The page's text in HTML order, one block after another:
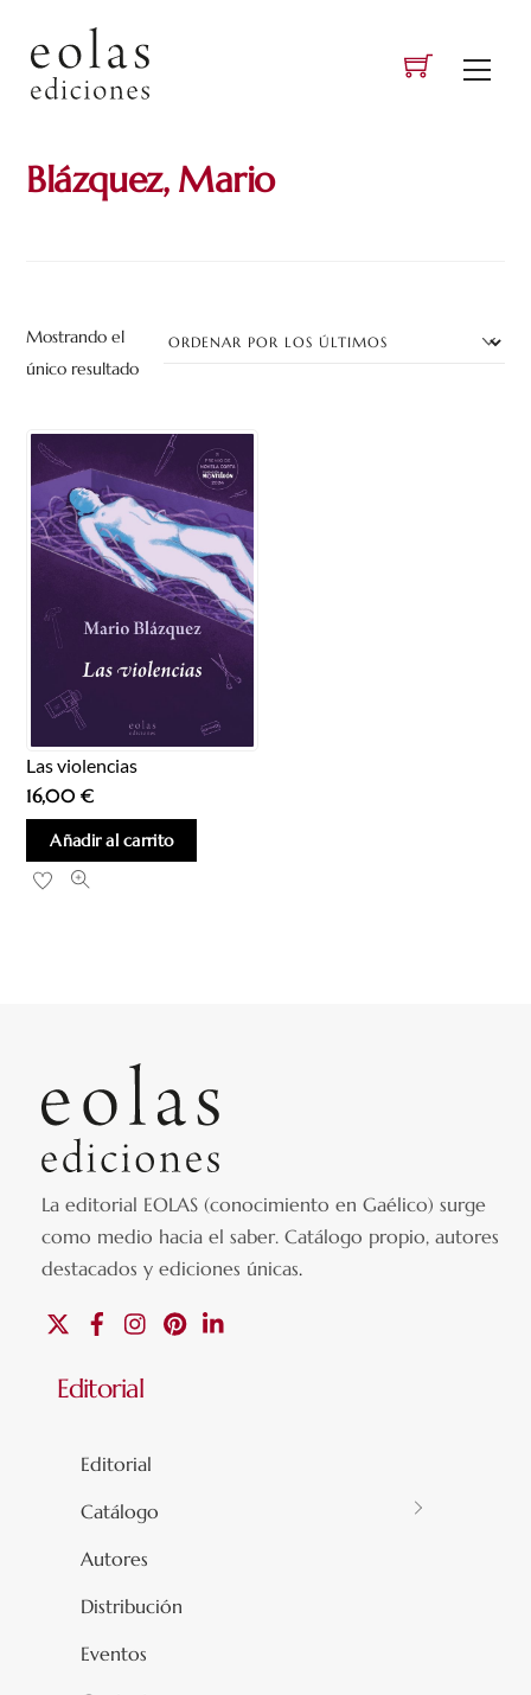
content
Blázquez, Mario
Mostrando el
único resultado
Las violencias
16,00€
Añadir al carrito
La editorial EOLAS (conocimiento en Gaélico) surge
como medio hacia el saber.Catálogo propio, autores
destacados y ediciones únicas.
FacebookInstagramPinterest
Editorial
Editorial
Catálogo
Autores
Distribución
Eventos